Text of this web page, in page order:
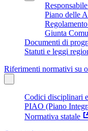
Piano delle
Giunta
Documenti di
Statuti e leggi
Riferimenti normativi su
Codici disciplinari
PIAO (Piano
Normativa statale